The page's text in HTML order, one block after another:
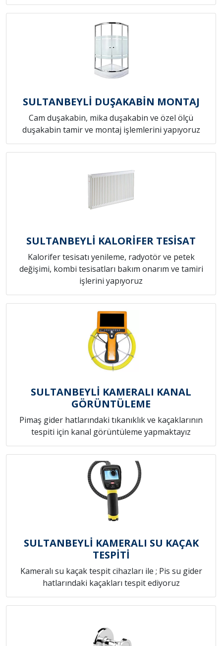
SULTANBEYLİ DUŞAKABİN MONTAJ
Cam duşakabin, mika duşakabin ve özel ölçü
duşakabin tamir ve montaj işlemlerini yapıyoruz
SULTANBEYLİ KALORİFER TESİSAT
Kalorifer tesisatı yenileme, radyotör ve petek
değişimi, kombi tesisatları bakım onarım ve tamiri
işlerini yapıyoruz
SULTANBEYLİ KAMERALI KANAL
GÖRÜNTÜLEME
Pimaş gider hatlarındaki tıkanıklık ve kaçaklarının
tespiti için kanal görüntüleme yapmaktayız
SULTANBEYLİ KAMERALI SU KAÇAK
TESPİTİ
Kameralı su kaçak tespit cihazları ile ; Pis su gider
hatlarındaki kaçakları tespit ediyoruz